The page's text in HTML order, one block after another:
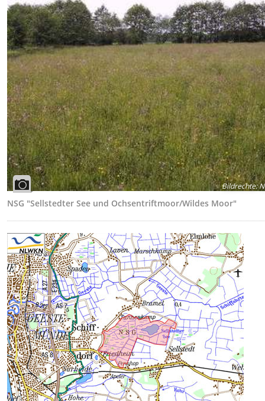
Bildrechte:
NSG "Sellstedter See und Ochsentriftmoor/Wildes Moor"